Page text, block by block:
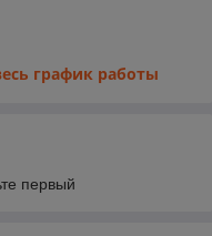
график работы
первый